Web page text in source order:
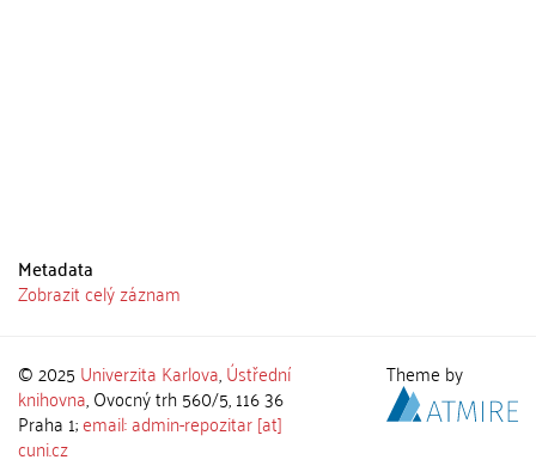
Metadata
Zobrazit celý záznam
© 2025 Univerzita Karlova,Ústřední
knihovna, Ovocný trh 560/5, 116 36
Praha 1;email: admin-repozitar [at]
cuni.cz
Theme by